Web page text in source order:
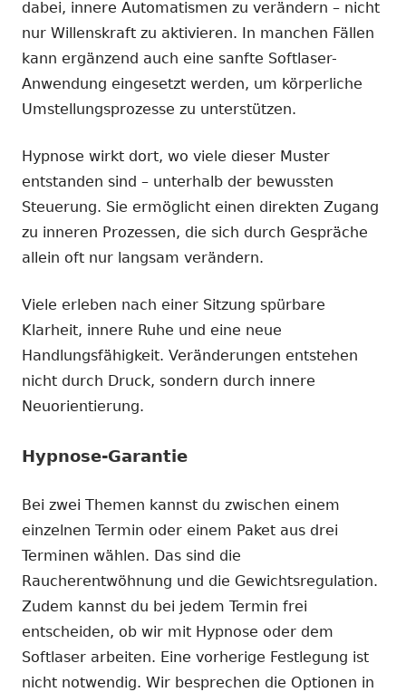
dabei, innere Automatismen zu verändern – nicht
nur Willenskraft zu aktivieren. In manchen Fällen
kann ergänzend auch eine sanfte Softlaser-
Anwendung eingesetzt werden, um körperliche
Umstellungsprozesse zu unterstützen.
Hypnose wirkt dort, wo viele dieser Muster
entstanden sind – unterhalb der bewussten
Steuerung. Sie ermöglicht einen direkten Zugang
zu inneren Prozessen, die sich durch Gespräche
allein oft nur langsam verändern.
Viele erleben nach einer Sitzung spürbare
Klarheit, innere Ruhe und eine neue
Handlungsfähigkeit. Veränderungen entstehen
nicht durch Druck, sondern durch innere
Neuorientierung.
Hypnose-Garantie
Bei zwei Themen kannst du zwischen einem
einzelnen Termin oder einem Paket aus drei
Terminen wählen. Das sind die
Raucherentwöhnung und die Gewichtsregulation.
Zudem kannst du bei jedem Termin frei
entscheiden, ob wir mit Hypnose oder dem
Softlaser arbeiten. Eine vorherige Festlegung ist
nicht notwendig. Wir besprechen die Optionen in